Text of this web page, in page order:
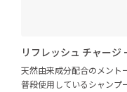
リフレッシュ チャージ
天然由来成分配合のメント
普段使用しているシャンプ